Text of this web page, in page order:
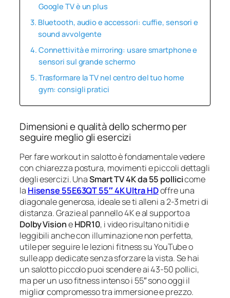
Google TV è un plus
Bluetooth, audio e accessori: cuffie, sensori e
sound avvolgente
Connettività e mirroring: usare smartphone e
sensori sul grande schermo
Trasformare la TV nel centro del tuo home
gym: consigli pratici
Dimensioni e qualità dello schermo per
seguire meglio gli esercizi
Per fare workout in salotto è fondamentale vedere
con chiarezza postura, movimenti e piccoli dettagli
degli esercizi. UnaSmart TV 4K da 55 pollicicome
la Hisense 55E63QT 55″ 4K Ultra HDoffre una
diagonale generosa, ideale se ti alleni a 2-3 metri di
distanza. Grazie al pannello 4K e al supporto a
Dolby VisioneHDR10, i video risultano nitidi e
leggibili anche con illuminazione non perfetta,
utile per seguire le lezioni fitness su YouTube o
sulle app dedicate senza sforzare la vista. Se hai
un salotto piccolo puoi scendere ai 43-50 pollici,
ma per un uso fitness intenso i 55″ sono oggi il
miglior compromesso tra immersione e prezzo.